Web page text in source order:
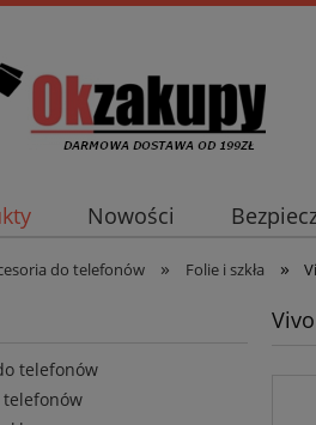
Nowości
do telefonów » Folie i szkła »
telefonów
telefonów
Vivo